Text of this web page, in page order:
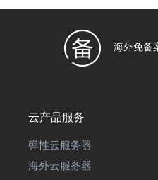
海外免备
云产品服务
弹性云服务器
海外云服务器